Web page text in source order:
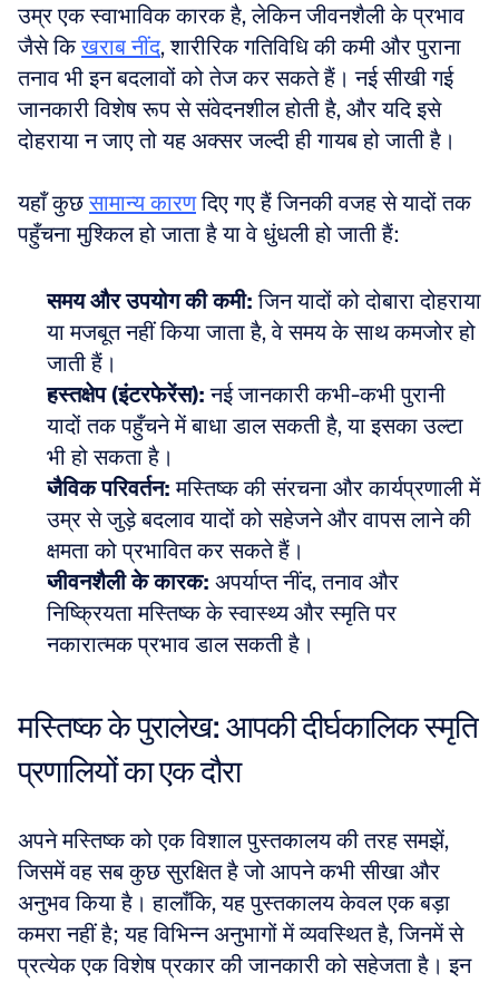
उम्र एक स्वाभाविक कारक है, लेकिन जीवनशैली के प्रभाव
जैसे कि खराब नींद, शारीरिक गतिविधि की कमी और पुराना
तनाव भी इन बदलावों को तेज कर सकते हैं। नई सीखी गई
जानकारी विशेष रूप से संवेदनशील होती है, और यदि इसे
दोहराया न जाए तो यह अक्सर जल्दी ही गायब हो जाती है।
यहाँ कुछ सामान्य कारण दिए गए हैं जिनकी वजह से यादों तक
पहुँचना मुश्किल हो जाता है या वे धुंधली हो जाती हैं:
समय और उपयोग की कमी: जिन यादों को दोबारा दोहराया
या मजबूत नहीं किया जाता है, वे समय के साथ कमजोर हो
जाती हैं।
हस्तक्षेप (इंटरफेरेंस): नई जानकारी कभी-कभी पुरानी
यादों तक पहुँचने में बाधा डाल सकती है, या इसका उल्टा
भी हो सकता है।
जैविक परिवर्तन: मस्तिष्क की संरचना और कार्यप्रणाली में
उम्र से जुड़े बदलाव यादों को सहेजने और वापस लाने की
क्षमता को प्रभावित कर सकते हैं।
जीवनशैली के कारक: अपर्याप्त नींद, तनाव और
निष्क्रियता मस्तिष्क के स्वास्थ्य और स्मृति पर
नकारात्मक प्रभाव डाल सकती है।
मस्तिष्क के पुरालेख: आपकी दीर्घकालिक स्मृति
प्रणालियों का एक दौरा
अपने मस्तिष्क को एक विशाल पुस्तकालय की तरह समझें,
जिसमें वह सब कुछ सुरक्षित है जो आपने कभी सीखा और
अनुभव किया है। हालाँकि, यह पुस्तकालय केवल एक बड़ा
कमरा नहीं है; यह विभिन्न अनुभागों में व्यवस्थित है, जिनमें से
प्रत्येक एक विशेष प्रकार की जानकारी को सहेजता है। इन